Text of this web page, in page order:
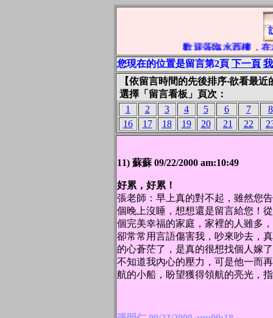
歡迎蒞臨水西樓，
您現在的位置是留言第2頁 下一頁
【依留言時間的先後排序‧欲看最
選擇「留言看板」頁次：
1
2 3 4 5 6 7
8
16
17 18 19 20 21 22
11) 蘇蘇 09/22/2000 am:10:49
好累，好累！
張老師：早上真的對不起，雖然您
個晚上沒睡，想想還是留言給您！
個完美幸福的家庭，家裡的人雖多
卻常常用言語傷害我，吵來吵去，
的心蒼茫了，是真的很想找個人嫁
不知道我內心的壓力，可是他一而
航的小船，盼望獲得領航的亮光，